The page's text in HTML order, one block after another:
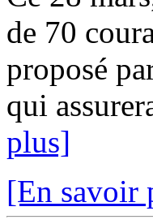
de 70
proposé
qui
plus]
[En savoir